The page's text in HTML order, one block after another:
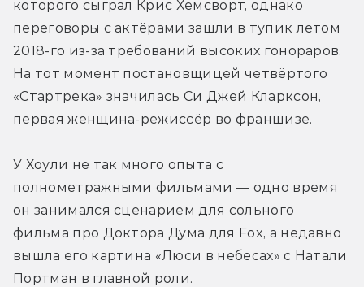
которого сыграл Крис Хемсворт, однако
переговоры с актёрами зашли в тупик летом
2018-го из-за требований высоких гонораров.
На тот момент постановщицей четвёртого
«Стартрека» значилась Си Джей Кларксон,
первая женщина-режиссёр во франшизе.
У Хоули не так много опыта с
полнометражными фильмами — одно время
он занимался сценарием для сольного
фильма про Доктора Дума для Fox, а недавно
вышла его картина «Люси в небесах» с Натали
Портман в главной роли.